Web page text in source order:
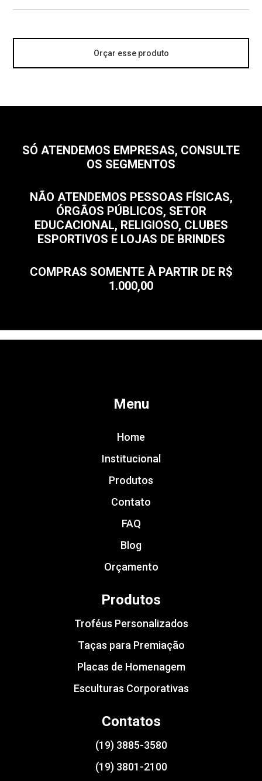
Orçar esse produto
SÓ ATENDEMOS EMPRESAS, CONSULTE
OS SEGMENTOS
NÃO ATENDEMOS PESSOAS FÍSICAS,
ÓRGÃOS PÚBLICOS, SETOR
EDUCACIONAL, RELIGIOSO, CLUBES
ESPORTIVOS E LOJAS DE BRINDES
COMPRAS SOMENTE À PARTIR DE R$
1.000,00
Menu
Home
Institucional
Produtos
Contato
FAQ
Blog
Orçamento
Produtos
Troféus Personalizados
Taças para Premiação
Placas de Homenagem
Esculturas Corporativas
Contatos
(19) 3885-3580
(19) 3801-2100